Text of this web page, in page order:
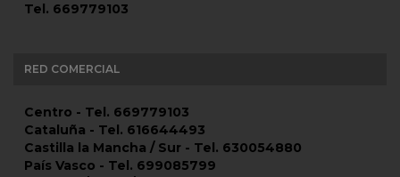
Tel. 669779103
RED COMERCIAL
Centro - Tel. 669779103
Cataluña - Tel. 616644493
Castilla la Mancha / Sur - Tel. 630054880
País Vasco - Tel. 699085799